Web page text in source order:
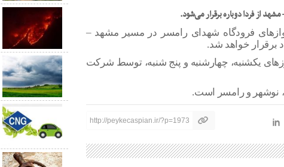
از فردا دوباره برقرار می‌شود.
فرودگاه شهدای رامسر در مسیر مشهد –
یکشنبه، چهارشنبه و پنج شنبه، توسط شرکت
نوشهر و رامسر است.
http://peykecaspian.ir/?p=1973